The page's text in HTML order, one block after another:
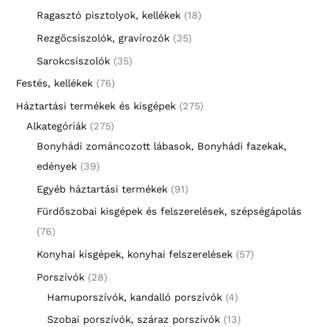
Ragasztó pisztolyok, kellékek 18
Rezgőcsiszolók, gravírozók 35
Sarokcsiszolók 35
Festés, kellékek 76
Háztartási termékek és kisgépek 275
Alkategóriák 275
Bonyhádi zománcozott lábasok, Bonyhádi fazekak,
edények 39
Egyéb háztartási termékek 91
Fürdőszobai kisgépek és felszerelések, szépségápolás
76
Konyhai kisgépek, konyhai felszerelések 57
Porszívók 28
Hamuporszívók, kandalló porszívók 4
Szobai porszívók, száraz porszívók 13